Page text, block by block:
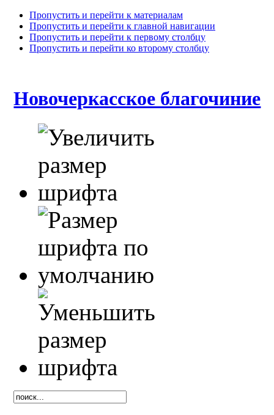
Пропустить и перейти к материалам
Пропустить и перейти к главной навигации
Пропустить и перейти к первому столбцу
Пропустить и перейти ко второму столбцу
Новочеркасское благочиние